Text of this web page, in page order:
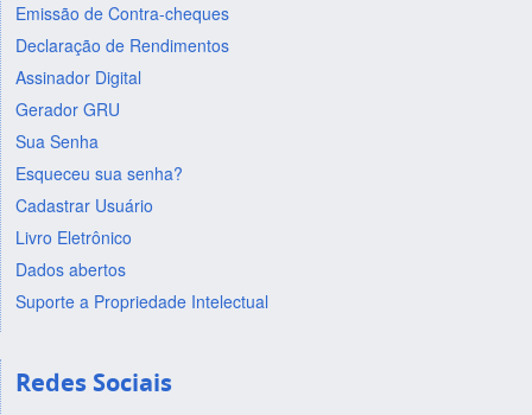
Emissão de Contra-cheques
Declaração de Rendimentos
Assinador Digital
Gerador GRU
Sua Senha
Esqueceu sua senha?
Cadastrar Usuário
Livro Eletrônico
Dados abertos
Suporte a Propriedade Intelectual
Redes Sociais